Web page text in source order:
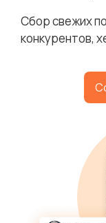
Сбор свежих
конкурентов,